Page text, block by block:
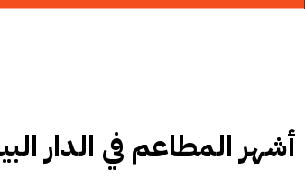
أشهر المطاعم في الدار